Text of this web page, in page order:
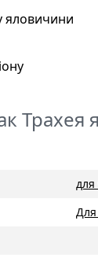
яловичини
Трахея
для
Для